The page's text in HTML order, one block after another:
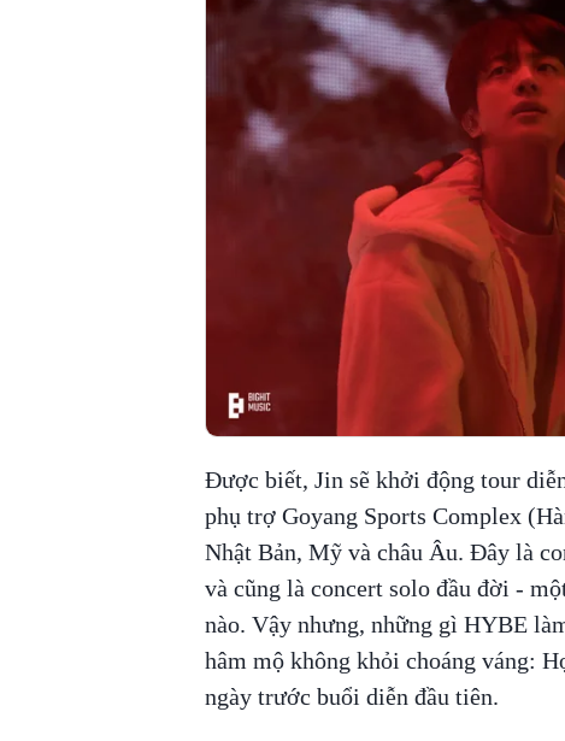
Được biết, Jin sẽ khởi động tour
phụ trợ Goyang Sports Complex
Nhật Bản, Mỹ và châu Âu. Đây là
và cũng là concert solo đầu đời -
nào. Vậy nhưng, những gì HYBE
hâm mộ không khỏi choáng váng:
ngày trước buổi diễn đầu tiên.